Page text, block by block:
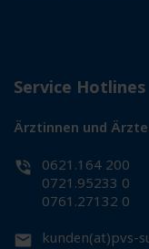
Service Hotlines
Ärztinnen und
0621.164 200
0721.95233 0
0761.27132 0
kunden(at)pvs-